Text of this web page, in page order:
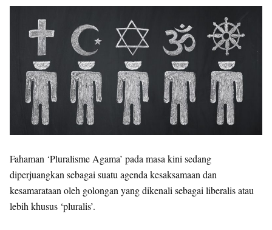
Fahaman ‘Pluralisme Agama’ pada masa kini sedang
diperjuangkan sebagai suatu agenda kesaksamaan dan
kesamarataan oleh golongan yang dikenali sebagai liberalis atau
lebih khusus ‘pluralis’.